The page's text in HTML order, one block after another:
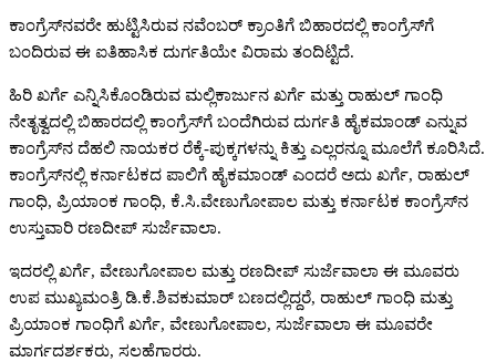
ಕಾಂಗ್ರೆಸ್‌ನವರೇ ಹುಟ್ಟಿಸಿರುವ ನವೆಂಬರ್‌ ಕ್ರಾಂತಿಗೆ ಬಿಹಾರದಲ್ಲಿ ಕಾಂಗ್ರೆಸ್‌ಗೆ
ಬಂದಿರುವ ಈ ಐತಿಹಾಸಿಕ ದುರ್ಗತಿಯೇ ವಿರಾಮ ತಂದಿಟ್ಟಿದೆ.
ಹಿರಿ ಖರ್ಗೆ ಎನ್ನಿಸಿಕೊಂಡಿರುವ ಮಲ್ಲಿಕಾರ್ಜುನ ಖರ್ಗೆ ಮತ್ತು ರಾಹುಲ್‌ ಗಾಂಧಿ
ನೇತೃತ್ವದಲ್ಲಿ ಬಿಹಾರದಲ್ಲಿ ಕಾಂಗ್ರೆಸ್‌ಗೆ ಬಂದೆಗಿರುವ ದುರ್ಗತಿ ಹೈಕಮಾಂಡ್‌ ಎನ್ನುವ
ಕಾಂಗ್ರೆಸ್‌ನ ದೆಹಲಿ ನಾಯಕರ ರೆಕ್ಕೆ-ಪುಕ್ಕಗಳನ್ನು ಕಿತ್ತು ಎಲ್ಲರನ್ನೂ ಮೂಲೆಗೆ ಕೂರಿಸಿದೆ.
ಕಾಂಗ್ರೆಸ್‌ನಲ್ಲಿ ಕರ್ನಾಟಕದ ಪಾಲಿಗೆ ಹೈಕಮಾಂಡ್‌ ಎಂದರೆ ಅದು ಖರ್ಗೆ, ರಾಹುಲ್‌
ಗಾಂಧಿ, ಪ್ರಿಯಾಂಕ ಗಾಂಧಿ, ಕೆ.ಸಿ.ವೇಣುಗೋಪಾಲ ಮತ್ತು ಕರ್ನಾಟಕ ಕಾಂಗ್ರೆಸ್‌ನ
ಉಸ್ತುವಾರಿ ರಣದೀಪ್‌ ಸುರ್ಜೆವಾಲಾ.
ಇದರಲ್ಲಿ ಖರ್ಗೆ, ವೇಣುಗೋಪಾಲ ಮತ್ತು ರಣದೀಪ್‌ ಸುರ್ಜೆವಾಲಾ ಈ ಮೂವರು
ಉಪ ಮುಖ್ಯಮಂತ್ರಿ ಡಿ.ಕೆ.ಶಿವಕುಮಾರ್‌ ಬಣದಲ್ಲಿದ್ದರೆ, ರಾಹುಲ್‌ ಗಾಂಧಿ ಮತ್ತು
ಪ್ರಿಯಾಂಕ ಗಾಂಧಿಗೆ ಖರ್ಗೆ, ವೇಣುಗೋಪಾಲ, ಸುರ್ಜೆವಾಲಾ ಈ ಮೂವರೇ
ಮಾರ್ಗದರ್ಶಕರು, ಸಲಹೆಗಾರರು.